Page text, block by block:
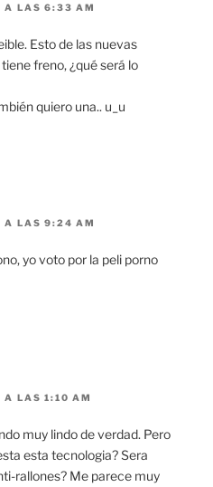
A LAS 6:33 AM
Esto de las nuevas
freno, ¿qué será lo
quiero una.. u_u
A LAS 9:24 AM
yo voto por la peli porno
LAS 1:10 AM
muy lindo de verdad. Pero
esta tecnologia? Sera
rallones? Me parece muy